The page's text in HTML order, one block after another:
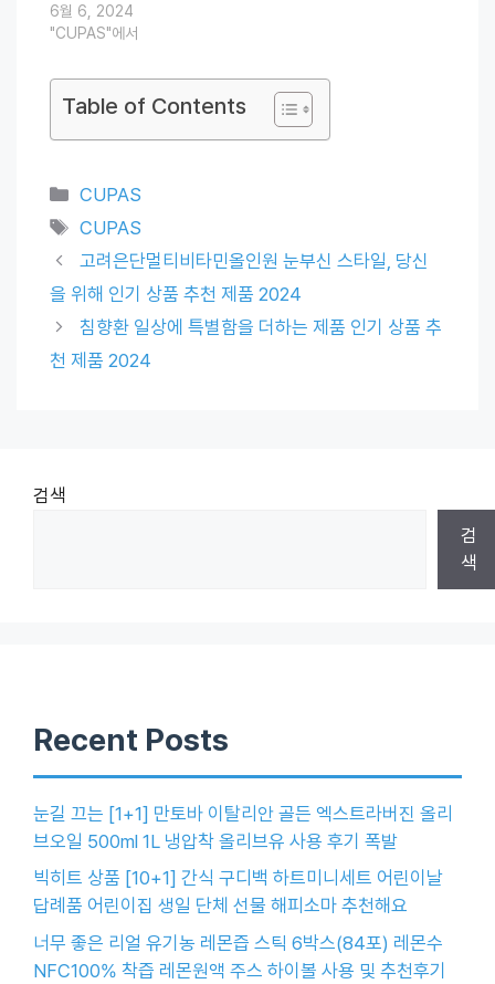
6월 6, 2024
"CUPAS"에서
Table of Contents
Categories
CUPAS
Tags
CUPAS
고려은단멀티비타민올인원 눈부신 스타일, 당신
을 위해 인기 상품 추천 제품 2024
침향환 일상에 특별함을 더하는 제품 인기 상품 추
천 제품 2024
검색
검
색
Recent Posts
눈길 끄는 [1+1] 만토바 이탈리안 골든 엑스트라버진 올리
브오일 500ml 1L 냉압착 올리브유 사용 후기 폭발
빅히트 상품 [10+1] 간식 구디백 하트미니세트 어린이날
답례품 어린이집 생일 단체 선물 해피소마 추천해요
너무 좋은 리얼 유기농 레몬즙 스틱 6박스(84포) 레몬수
NFC100% 착즙 레몬원액 주스 하이볼 사용 및 추천후기